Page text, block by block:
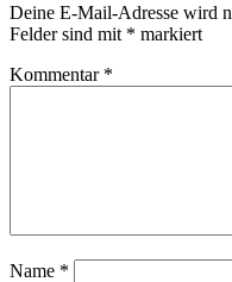
Deine E-Mail-Adresse wird
Felder sind mit * markiert
Kommentar *
Name *